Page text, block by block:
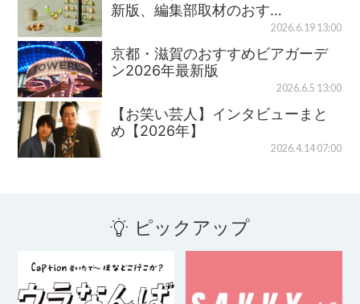
新版、編集部取材のおす…
2026.6.19 13:00
京都・滋賀のおすすめビアガーデ
ン2026年最新版
2026.6.5 13:00
【お笑い芸人】インタビューまと
め【2026年】
2026.4.14 07:00
ピックアップ